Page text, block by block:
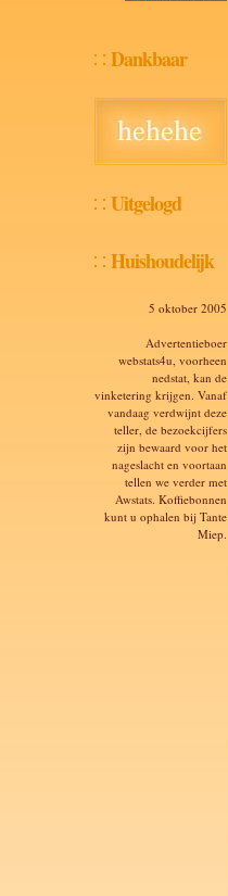
Dankbaar
Uitgelogd
Huishoudelijk
5 oktober 2005
Advertentieboer
webstats4u, voorheen
nedstat, kan de
vinketering krijgen. Vanaf
vandaag verdwijnt deze
teller, de bezoekcijfers
zijn bewaard voor het
nageslacht en voortaan
tellen we verder met
Awstats. Koffiebonnen
kunt u ophalen bij Tante
Miep.